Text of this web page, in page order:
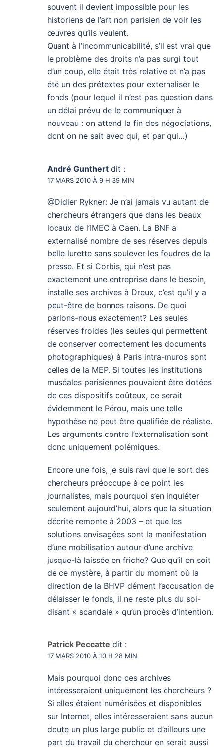
souvent il devient impossible pour les
historiens de l’art non parisien de voir les
œuvres qu’ils veulent.
Quant à l’incommunicabilité, s’il est vrai que
le problème des droits n’a pas surgi tout
d’un coup, elle était très relative et n’a pas
été un des prétextes pour externaliser le
fonds (pour lequel il n’est pas question dans
un délai prévu de le communiquer à
nouveau : on attend la fin des négociations,
dont on ne sait avec qui, et par qui…)
André Gunthert dit :
17 MARS 2010 À 9 H 39 MIN
@Didier Rykner: Je n’ai jamais vu autant de
chercheurs étrangers que dans les beaux
locaux de l’IMEC à Caen. La BNF a
externalisé nombre de ses réserves depuis
belle lurette sans soulever les foudres de la
presse. Et si Corbis, qui n’est pas
exactement une entreprise dans le besoin,
installe ses archives à Dreux, c’est qu’il y a
peut-être de bonnes raisons. De quoi
parlons-nous exactement? Les seules
réserves froides (les seules qui permettent
de conserver correctement les documents
photographiques) à Paris intra-muros sont
celles de la MEP. Si toutes les institutions
muséales parisiennes pouvaient être dotées
de ces dispositifs coûteux, ce serait
évidemment le Pérou, mais une telle
hypothèse ne peut être qualifiée de réaliste.
Les arguments contre l’externalisation sont
donc uniquement polémiques.
Encore une fois, je suis ravi que le sort des
chercheurs préoccupe à ce point les
journalistes, mais pourquoi s’en inquiéter
seulement aujourd’hui, alors que la situation
décrite remonte à 2003 – et que les
solutions envisagées sont la manifestation
d’une mobilisation autour d’une archive
jusque-là laissée en friche? Quoiqu’il en soit
de ce mystère, à partir du moment où la
direction de la BHVP dément l’accusation de
délaisser le fonds, il ne reste plus du soi-
disant « scandale » qu’un procès d’intention.
Patrick Peccatte dit :
17 MARS 2010 À 10 H 28 MIN
Mais pourquoi donc ces archives
intéresseraient uniquement les chercheurs ?
Si elles étaient numérisées et disponibles
sur Internet, elles intéresseraient sans aucun
doute un plus large public et d’ailleurs une
part du travail du chercheur en serait aussi